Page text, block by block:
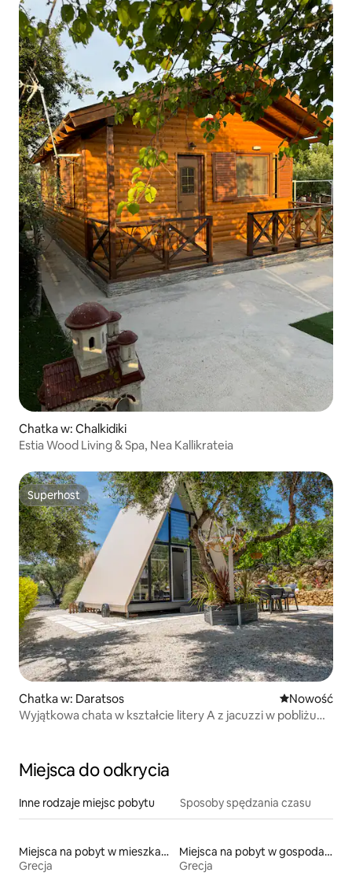
Chatka w: Chalkidiki
Estia Wood Living & Spa, Nea Kallikrateia
Superhost
Superhost
Chatka w: Daratsos Nowe
Nowość
Wyjątkowa chata w kształcie litery A z jacuzzi w pobliżu
Miejsca do odkrycia
Inne rodzaje miejsc pobytu Sposoby spędzania czasu
Miejsca na pobyt w mieszkaniach
Grecja
Miejsca na pobyt w gospodarstwach agroturystycznych
Grecja